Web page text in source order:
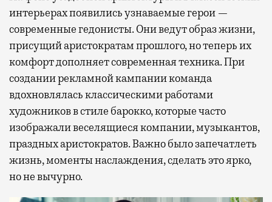
интерьерах появились узнаваемые герои —
современные гедонисты. Они ведут образ жизни,
присущий аристократам прошлого, но теперь их
комфорт дополняет современная техника. При
создании рекламной кампании команда
вдохновлялась классическими работами
художников в стиле барокко, которые часто
изображали веселящиеся компании, музыкантов,
праздных аристократов. Важно было запечатлеть
жизнь, моменты наслаждения, сделать это ярко,
но не вычурно.